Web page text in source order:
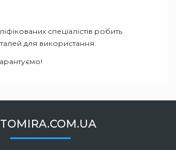
спеціалістів робить
для використання.